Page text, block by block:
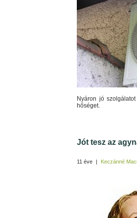
Nyáron jó
hőséget.
Jót tesz az
11 éve | Keczánné